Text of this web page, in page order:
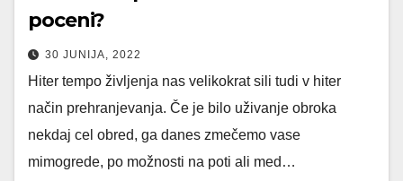
poceni?
30 JUNIJA, 2022
Hiter tempo življenja nas velikokrat sili tudi v hiter
način prehranjevanja. Če je bilo uživanje obroka
nekdaj cel obred, ga danes zmečemo vase
mimogrede, po možnosti na poti ali med…